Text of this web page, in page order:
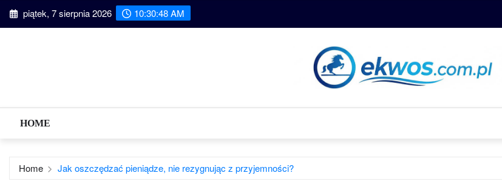
Skip piątek, 7 sierpnia 2026 10:30:49 AM
HOME
Home Jak oszczędzać pieniądze, nie rezygnując z przyjemności?